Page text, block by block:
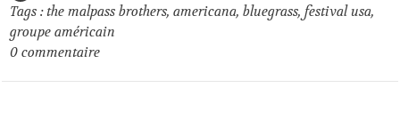
Tags :the malpass brothers,americana,bluegrass,festival usa,
groupe américain
0 commentaire